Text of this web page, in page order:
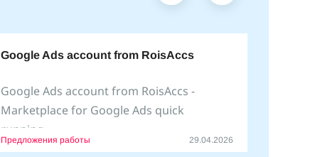
Google Ads account from RoisAccs
Google Ads account from RoisAccs -
Marketplace for Google Ads quick
running.
We help create
Предложения работы 29.04.2026